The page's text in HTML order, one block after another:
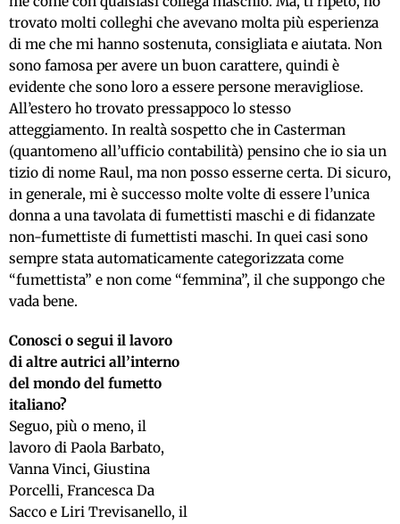
trovato molti colleghi che avevano molta più esperienza
di me che mi hanno sostenuta, consigliata e aiutata. Non
sono famosa per avere un buon carattere, quindi è
evidente che sono loro a essere persone meravigliose.
All’estero ho trovato pressappoco lo stesso
atteggiamento. In realtà sospetto che in Casterman
(quantomeno all’ufficio contabilità) pensino che io sia un
tizio di nome Raul, ma non posso esserne certa. Di sicuro,
in generale, mi è successo molte volte di essere l’unica
donna a una tavolata di fumettisti maschi e di fidanzate
non-fumettiste di fumettisti maschi. In quei casi sono
sempre stata automaticamente categorizzata come
“fumettista” e non come “femmina”, il che suppongo che
vada bene.
Conosci o segui il lavoro
di altre autrici all’interno
del mondo del fumetto
italiano?
Seguo, più o meno, il
lavoro di Paola Barbato,
Vanna Vinci, Giustina
Porcelli, Francesca Da
Sacco e Liri Trevisanello, il